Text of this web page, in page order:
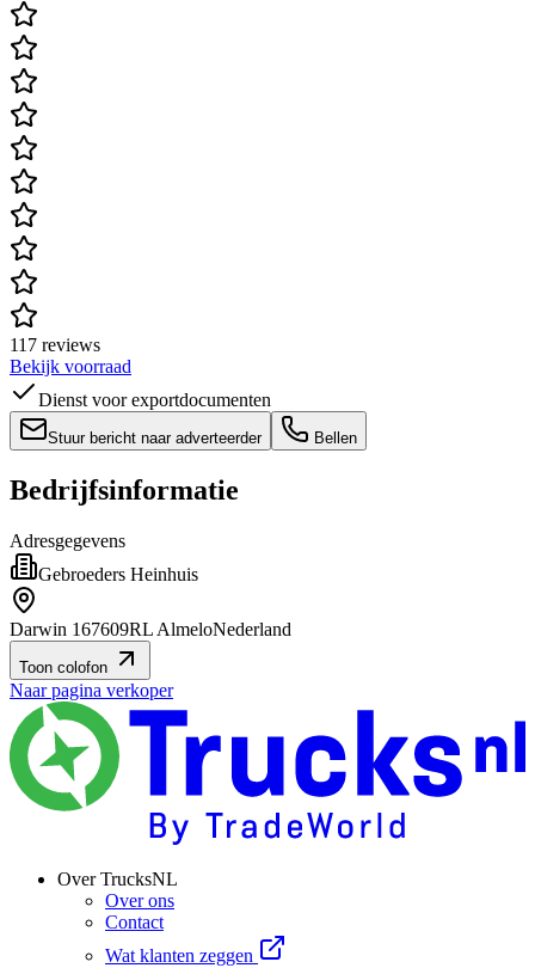
117 reviews
Bekijk voorraad
Dienst voor exportdocumenten
Stuur bericht naar adverteerder Bellen
Bedrijfsinformatie
Adresgegevens
Gebroeders Heinhuis
Darwin 167609RL AlmeloNederland
Toon colofon
Naar pagina verkoper
Over TrucksNL
Over ons
Contact
Wat klanten zeggen